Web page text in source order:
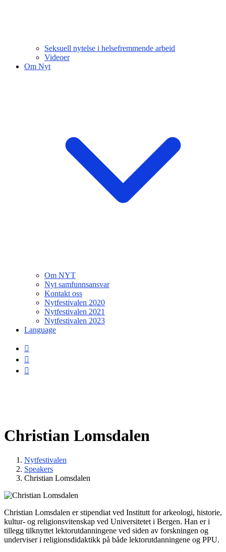
Seksuell nytelse i helsefremmende arbeid
Videoer
Om Nyt
Om NYT
Nyt samfunnsansvar
Kontakt oss
Nytfestivalen 2020
Nytfestivalen 2021
Nytfestivalen 2023
Language
Christian Lomsdalen
Nytfestivalen
Speakers
Christian Lomsdalen
Christian Lomsdalen er stipendiat ved Institutt for arkeologi, historie,
kultur- og religionsvitenskap ved Universitetet i Bergen. Han er i
tillegg tilknyttet lektorutdanningene ved siden av forskningen og
underviser i religionsdidaktikk på både lektorutdanningene og PPU.